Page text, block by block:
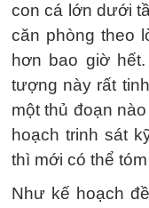
con cá lớn dưới
căn phòng theo
hơn bao giờ
tượng này rất
một thủ đoạn
hoạch trinh sát
thì mới có thể
Như kế hoạch